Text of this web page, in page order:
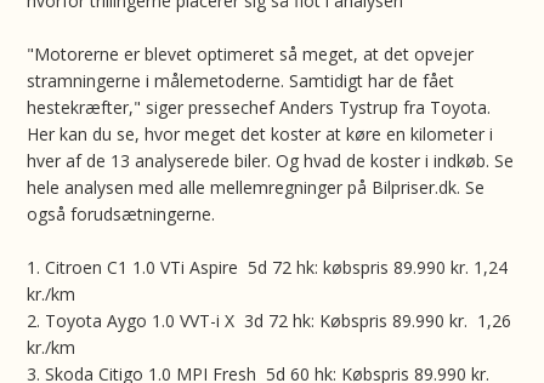
"Motorerne er blevet optimeret så meget, at det opvejer
stramningerne i målemetoderne. Samtidigt har de fået
hestekræfter," siger pressechef Anders Tystrup fra Toyota.
Her kan du se, hvor meget det koster at køre en kilometer i
hver af de 13 analyserede biler. Og hvad de koster i indkøb. Se
hele analysen med alle mellemregninger på Bilpriser.dk. Se
også forudsætningerne.
1. Citroen C1 1.0 VTi Aspire 5d 72 hk: købspris 89.990 kr. 1,24
kr./km
2. Toyota Aygo 1.0 VVT-i X 3d 72 hk: Købspris 89.990 kr. 1,26
kr./km
3. Skoda Citigo 1.0 MPI Fresh 5d 60 hk: Købspris 89.990 kr.